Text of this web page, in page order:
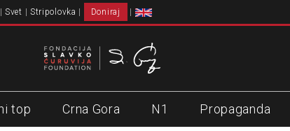
Svet Stripolovka Doniraj
top Crna Gora N1 Propaganda